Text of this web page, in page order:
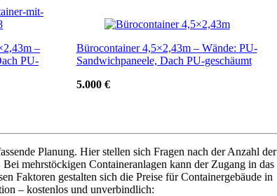
–
PU-
Bürocontainer 4,5×2,43m – Wände: PU-
Sandwichpaneele, Dach PU-geschäumt
5.000 €
Planung. Hier stellen sich Fragen nach der Anzahl der
mehrstöckigen Containeranlagen kann der Zugang in das
Faktoren gestalten sich die Preise für Containergebäude in
– kostenlos und unverbindlich: